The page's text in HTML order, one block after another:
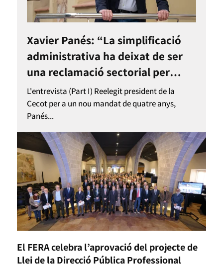
Xavier Panés: “La simplificació
administrativa ha deixat de ser
una reclamació sectorial per
entrar a l’agenda del país”
L'entrevista (Part I) Reelegit president de la
Cecot per a un nou mandat de quatre anys,
Panés...
El FERA celebra l’aprovació del projecte de
Llei de la Direcció Pública Professional